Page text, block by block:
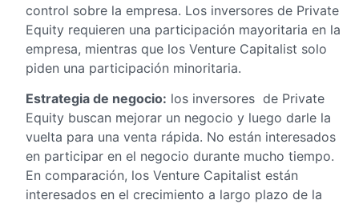
control sobre la empresa. Los inversores de Private
Equity requieren una participación mayoritaria en la
empresa, mientras que los Venture Capitalist solo
piden una participación minoritaria.
Estrategia de negocio: los inversores de Private
Equity buscan mejorar un negocio y luego darle la
vuelta para una venta rápida. No están interesados ​​
en participar en el negocio durante mucho tiempo.
En comparación, los Venture Capitalist están
interesados ​​en el crecimiento a largo plazo de la